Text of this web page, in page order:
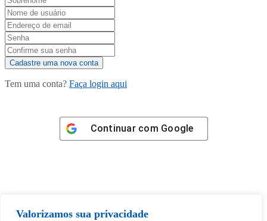
Valorizamos sua privacidade
Tem uma conta? Faça login aqui
Continuar com Google
Tem certeza de que deseja